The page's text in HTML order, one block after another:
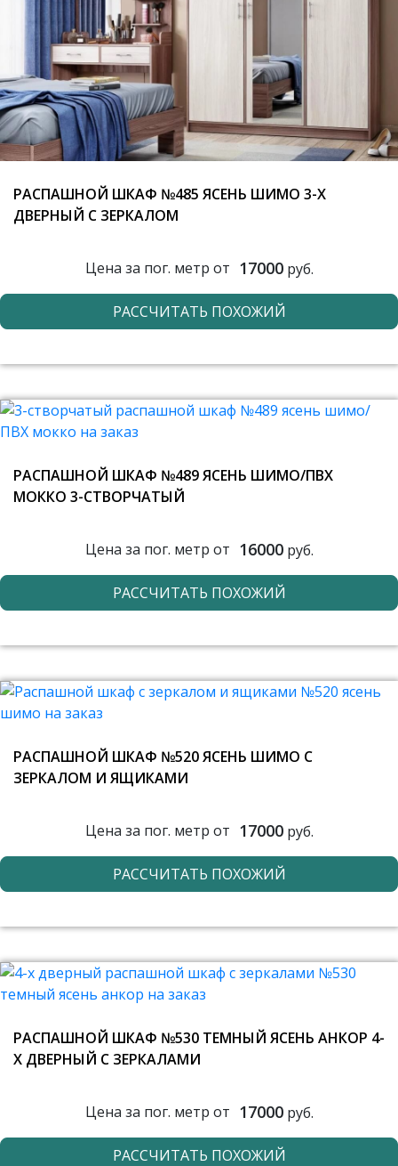
РАСПАШНОЙ ШКАФ №485 ЯСЕНЬ ШИМО 3-Х
ДВЕРНЫЙ С ЗЕРКАЛОМ
Цена за пог. метр от 17000руб.
РАССЧИТАТЬ ПОХОЖИЙ
РАСПАШНОЙ ШКАФ №489 ЯСЕНЬ ШИМО/ПВХ
МОККО 3-СТВОРЧАТЫЙ
Цена за пог. метр от 16000руб.
РАССЧИТАТЬ ПОХОЖИЙ
РАСПАШНОЙ ШКАФ №520 ЯСЕНЬ ШИМО С
ЗЕРКАЛОМ И ЯЩИКАМИ
Цена за пог. метр от 17000руб.
РАССЧИТАТЬ ПОХОЖИЙ
РАСПАШНОЙ ШКАФ №530 ТЕМНЫЙ ЯСЕНЬ АНКОР 4-
Х ДВЕРНЫЙ С ЗЕРКАЛАМИ
Цена за пог. метр от 17000руб.
РАССЧИТАТЬ ПОХОЖИЙ